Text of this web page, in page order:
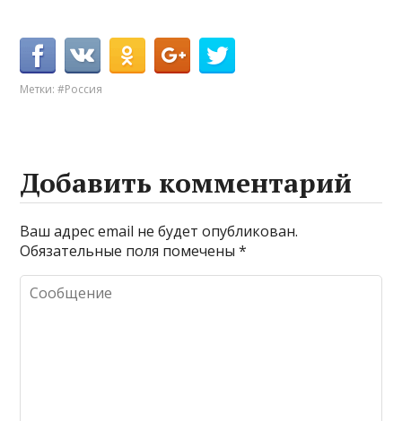
Метки:#Россия
Добавить комментарий
Ваш адрес email не будет опубликован.
Обязательные поля помечены*